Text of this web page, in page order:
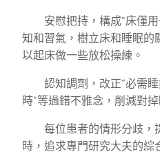
安慰把持，構成“床僅
知和習氣，樹立床和睡眠的
以起床做一些放松操練。
認知調劑，改正“必需
時”等過錯不雅念，削減對
每位患者的情形分歧，
時，追求專門研究大夫的